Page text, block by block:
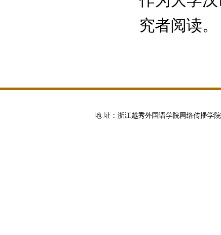
究者阅读。
地 址：浙江越秀外国语学院网络传播学